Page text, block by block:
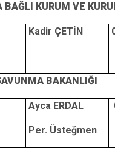
KURUM VE
Kadir ÇETİN
BAKANLIĞI
Ayca ERDAL
Per. Üsteğmen